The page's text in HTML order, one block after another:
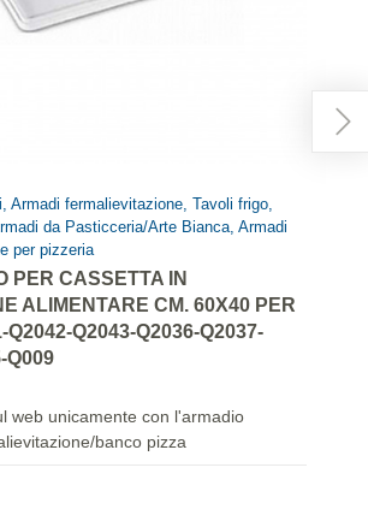
Armadi fermalievitazione, Tavoli frigo,
da Pasticceria/Arte Bianca, Armadi
per pizzeria
PER CASSETTA IN
ALIMENTARE CM. 60X40 PER
Q2042-Q2043-Q2036-Q2037-
Q009
web unicamente con l'armadio
banco pizza